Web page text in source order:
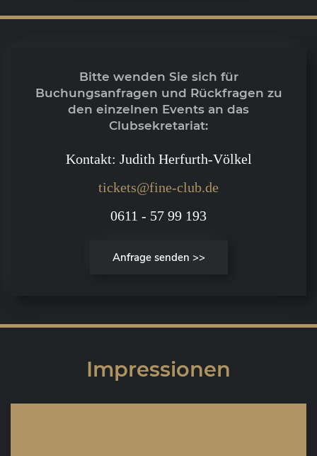
Bitte wenden Sie sich für
Buchungsanfragen und Rückfragen zu
den einzelnen Events an das
Clubsekretariat:
Kontakt: Judith Herfurth-Völkel
tickets@fine-club.de
0611 - 57 99 193
Anfrage senden >>
Impressionen